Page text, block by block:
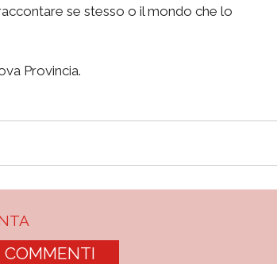
se stesso o il mondo che lo
Provincia.
COMMENTI